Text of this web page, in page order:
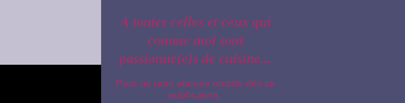
A toutes celles et ceux qui
comme moi sont
passionné(e)s de cuisine...
Pour ne rater aucune recette dès sa
publication,